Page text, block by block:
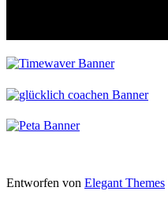
Entworfen von Elegant Themes